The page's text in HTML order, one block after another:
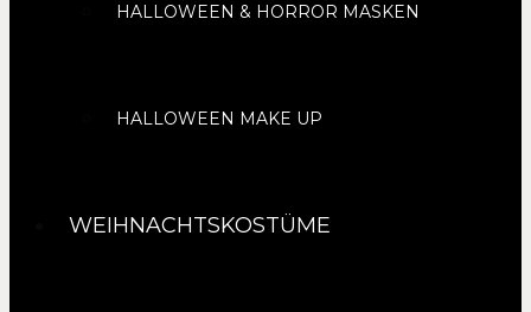
HALLOWEEN & HORROR MASKEN
HALLOWEEN MAKE UP
WEIHNACHTSKOSTÜME